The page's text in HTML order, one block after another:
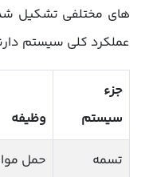
های مختلفی تشکیل
عملکرد کلی سیستم
جزء
سیستم
وظیفه
تسمه
حمل